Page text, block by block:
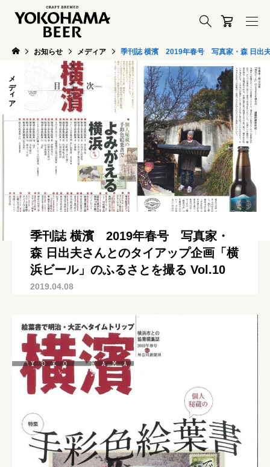
お知らせ メディア 季刊誌 横濱 2019年春号 写真家・森 日出夫
メディア
季刊誌 横濱 2019年春号 写真家・
森 日出夫さんとのタイアップ企画「横
浜ビール」のふるさとを撮る Vol.10
2019.04.08